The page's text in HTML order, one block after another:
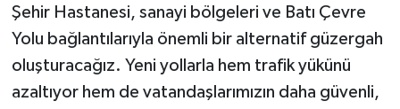
Şehir Hastanesi, sanayi bölgeleri ve Batı Çevre
Yolu bağlantılarıyla önemli bir alternatif güzergah
oluşturacağız. Yeni yollarla hem trafik yükünü
azaltıyor hem de vatandaşlarımızın daha güvenli,